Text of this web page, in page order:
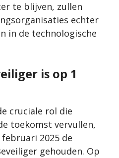
te blijven, zullen
echter
in de technologische
is op 1
cruciale rol die
toekomst vervullen,
2025 de
gehouden. Op